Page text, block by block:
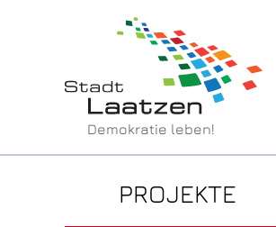
Demokratie leben!
PROJEKTE